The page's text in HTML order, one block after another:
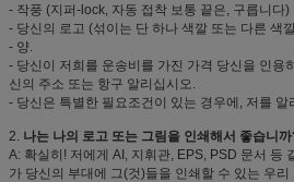
- 작풍 (지퍼-lock, 자동 접착 보통 끝은, 구릅니다)
- 당신의 로고 (섞이는 단 하나 색깔 또는 다른 색
- 양.
- 당신이 저희를 운송비를 가진 가격 당신을 인용
신의 주소 또는 항구 알리십시오.
- 당신은 특별한 필요조건이 있는 경우에, 저를 알
2. 나는 나의 로고 또는 그림을 인쇄해서 좋습니
A: 확실히! 저에게 AI, 지휘관, EPS, PSD 문서 등
가 당신의 부대에 그(것)들을 인쇄할 수 있는 우